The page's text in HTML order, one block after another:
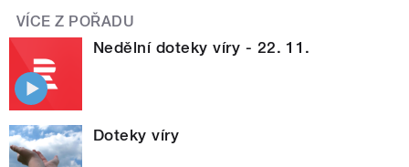
VÍCE Z POŘADU
Nedělní doteky víry - 22. 11.
Doteky víry